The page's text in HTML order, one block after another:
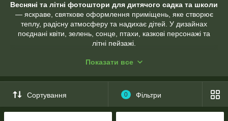
Весняні та літні фотоштори для дитячого садка та школи
— яскраве, святкове оформлення приміщень, яке створює
теплу, радісну атмосферу та надихає дітей. У дизайнах
поєднані квіти, зелень, сонце, птахи, казкові персонажі та
літні пейзажі.
музичних та актових залів
ігрових кімнат
Показати все
Сортування 0 Фільтри